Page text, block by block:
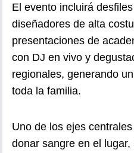
El evento incluirá
diseñadores de alta
presentaciones de
con DJ en vivo y
regionales, generando
toda la familia.
Uno de los ejes
donar sangre en el